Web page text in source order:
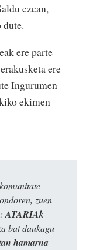
ezean,
dute.
ere parte
ere
Ingurumen
ekimen
zuen
ATARIAk
bat daukagu
hamarna